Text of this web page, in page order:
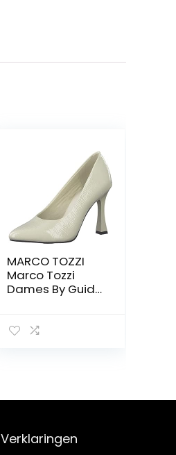
MARCO TOZZI
Marco Tozzi
Dames By Guido
2-82405-29
Verklaringen